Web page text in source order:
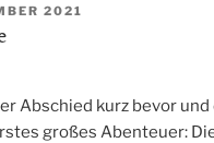
2021
Abschied kurz bevor und
großes Abenteuer: